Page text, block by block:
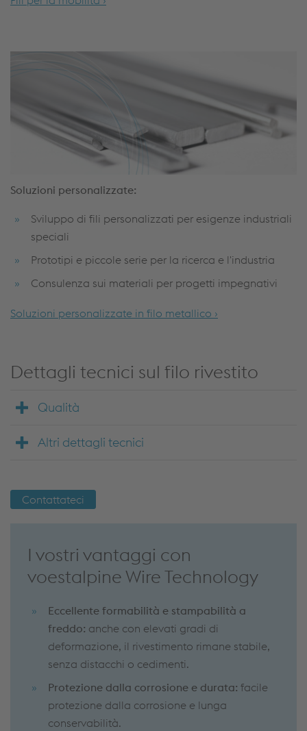
Soluzioni personalizzate:
Sviluppo di fili personalizzati per esigenze industriali
speciali
Prototipi e piccole serie per la ricerca e l'industria
Consulenza sui materiali per progetti impegnativi
Soluzioni personalizzate in filo metallico ›
Dettagli tecnici sul filo rivestito
Qualità
Altri dettagli tecnici
Contattateci
I vostri vantaggi con
voestalpine Wire Technology
Eccellente formabilità e stampabilità a
freddo: anche con elevati gradi di
deformazione, il rivestimento rimane stabile,
senza distacchi o cedimenti.
Protezione dalla corrosione e durata: facile
protezione dalla corrosione e lunga
conservabilità.